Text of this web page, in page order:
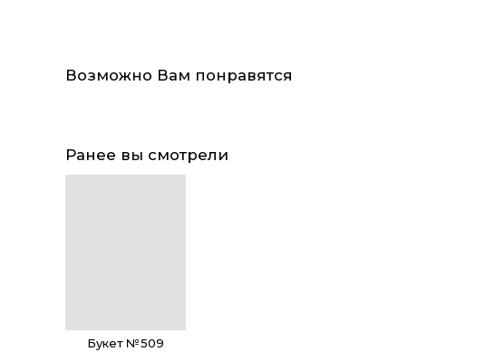
Возможно Вам понравятся
Ранее вы смотрели
Букет №509